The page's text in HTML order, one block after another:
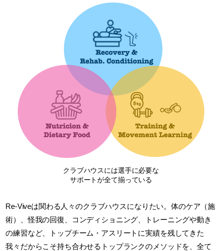
クラブハウスには選手に必要な
サポートが全て揃っている
Re-Viveは関わる人々のクラブハウスになりたい。体のケア（施
術）、怪我の回復、コンディショニング、トレーニングや動き
の練習など、トップチーム・アスリートに実績を残してきた
我々だからこそ持ち合わせるトップランクのメソッドを、全て